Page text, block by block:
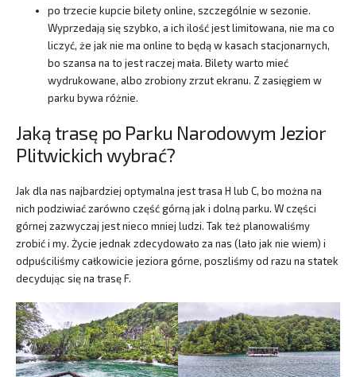
po trzecie kupcie bilety online, szczególnie w sezonie.
Wyprzedają się szybko, a ich ilość jest limitowana, nie ma co
liczyć, że jak nie ma online to będą w kasach stacjonarnych,
bo szansa na to jest raczej mała. Bilety warto mieć
wydrukowane, albo zrobiony zrzut ekranu. Z zasięgiem w
parku bywa różnie.
Jaką trasę po Parku Narodowym Jezior
Plitwickich wybrać?
Jak dla nas najbardziej optymalna jest trasa H lub C, bo można na
nich podziwiać zarówno część górną jak i dolną parku. W części
górnej zazwyczaj jest nieco mniej ludzi. Tak też planowaliśmy
zrobić i my. Życie jednak zdecydowało za nas (lało jak nie wiem) i
odpuściliśmy całkowicie jeziora górne, poszliśmy od razu na statek
decydując się na trasę F.